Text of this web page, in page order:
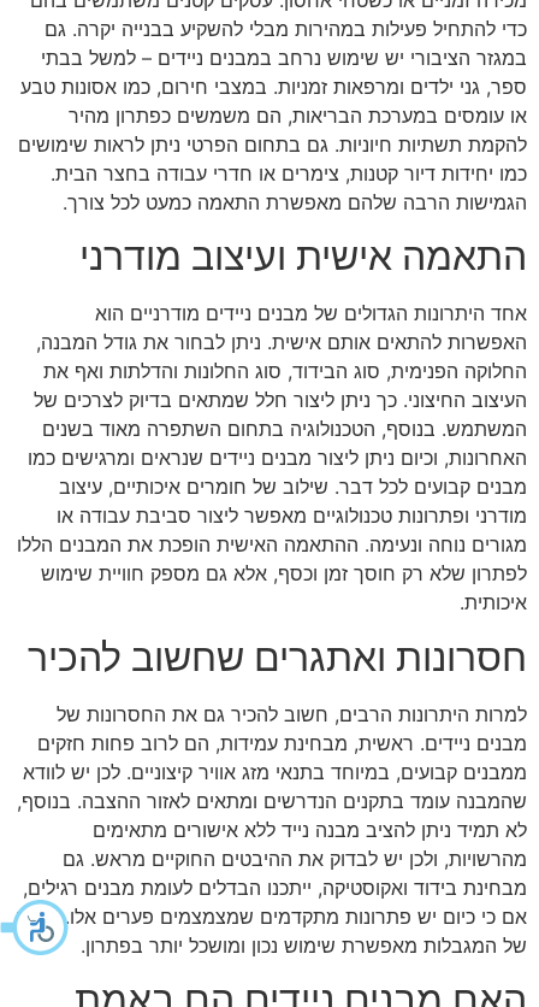
כדי להתחיל פעילות במהירות מבלי להשקיע בבנייה יקרה. גם
במגזר הציבורי יש שימוש נרחב במבנים ניידים – למשל בבתי
ספר, גני ילדים ומרפאות זמניות. במצבי חירום, כמו אסונות טבע
או עומסים במערכת הבריאות, הם משמשים כפתרון מהיר
להקמת תשתיות חיוניות. גם בתחום הפרטי ניתן לראות שימושים
כמו יחידות דיור קטנות, צימרים או חדרי עבודה בחצר הבית.
הגמישות הרבה שלהם מאפשרת התאמה כמעט לכל צורך.
התאמה אישית ועיצוב מודרני
אחד היתרונות הגדולים של מבנים ניידים מודרניים הוא
האפשרות להתאים אותם אישית. ניתן לבחור את גודל המבנה,
החלוקה הפנימית, סוג הבידוד, סוג החלונות והדלתות ואף את
העיצוב החיצוני. כך ניתן ליצור חלל שמתאים בדיוק לצרכים של
המשתמש. בנוסף, הטכנולוגיה בתחום השתפרה מאוד בשנים
האחרונות, וכיום ניתן ליצור מבנים ניידים שנראים ומרגישים כמו
מבנים קבועים לכל דבר. שילוב של חומרים איכותיים, עיצוב
מודרני ופתרונות טכנולוגיים מאפשר ליצור סביבת עבודה או
מגורים נוחה ונעימה. ההתאמה האישית הופכת את המבנים הללו
לפתרון שלא רק חוסך זמן וכסף, אלא גם מספק חוויית שימוש
איכותית.
חסרונות ואתגרים שחשוב להכיר
למרות היתרונות הרבים, חשוב להכיר גם את החסרונות של
מבנים ניידים. ראשית, מבחינת עמידות, הם לרוב פחות חזקים
ממבנים קבועים, במיוחד בתנאי מזג אוויר קיצוניים. לכן יש לוודא
שהמבנה עומד בתקנים הנדרשים ומתאים לאזור ההצבה. בנוסף,
לא תמיד ניתן להציב מבנה נייד ללא אישורים מתאימים
מהרשויות, ולכן יש לבדוק את ההיבטים החוקיים מראש. גם
מבחינת בידוד ואקוסטיקה, ייתכנו הבדלים לעומת מבנים רגילים,
אם כי כיום יש פתרונות מתקדמים שמצמצמים פערים אלו. הבנה
של המגבלות מאפשרת שימוש נכון ומושכל יותר בפתרון.